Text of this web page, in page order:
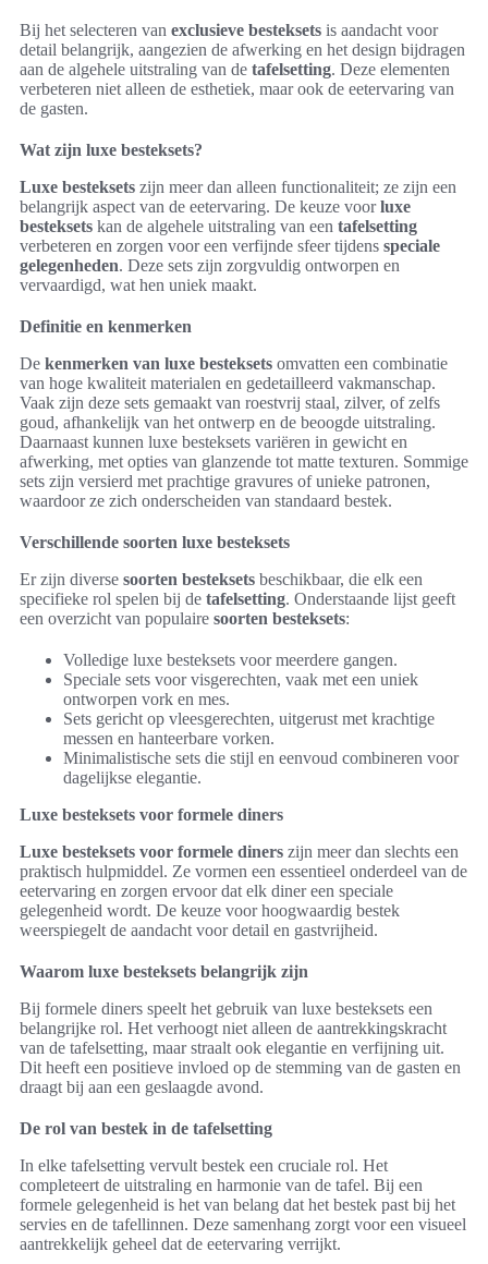
Bij het selecteren van exclusieve besteksets is aandacht voor
detail belangrijk, aangezien de afwerking en het design bijdragen
aan de algehele uitstraling van de tafelsetting. Deze elementen
verbeteren niet alleen de esthetiek, maar ook de eetervaring van
de gasten.
Wat zijn luxe besteksets?
Luxe besteksets zijn meer dan alleen functionaliteit; ze zijn een
belangrijk aspect van de eetervaring. De keuze voorluxe
besteksets kan de algehele uitstraling van een tafelsetting
verbeteren en zorgen voor een verfijnde sfeer tijdens speciale
gelegenheden. Deze sets zijn zorgvuldig ontworpen en
vervaardigd, wat hen uniek maakt.
Definitie en kenmerken
De kenmerken van luxe besteksets omvatten een combinatie
van hoge kwaliteit materialen en gedetailleerd vakmanschap.
Vaak zijn deze sets gemaakt van roestvrij staal, zilver, of zelfs
goud, afhankelijk van het ontwerp en de beoogde uitstraling.
Daarnaast kunnen luxe besteksets variëren in gewicht en
afwerking, met opties van glanzende tot matte texturen. Sommige
sets zijn versierd met prachtige gravures of unieke patronen,
waardoor ze zich onderscheiden van standaard bestek.
Verschillende soorten luxe besteksets
Er zijn diverse soorten besteksets beschikbaar, die elk een
specifieke rol spelen bij de tafelsetting. Onderstaande lijst geeft
een overzicht van populaire soorten besteksets:
Volledige luxe besteksets voor meerdere gangen.
Speciale sets voor visgerechten, vaak met een uniek
ontworpen vork en mes.
Sets gericht op vleesgerechten, uitgerust met krachtige
messen en hanteerbare vorken.
Minimalistische sets die stijl en eenvoud combineren voor
dagelijkse elegantie.
Luxe besteksets voor formele diners
Luxe besteksets voor formele diners zijn meer dan slechts een
praktisch hulpmiddel. Ze vormen een essentieel onderdeel van de
eetervaring en zorgen ervoor dat elk diner een speciale
gelegenheid wordt. De keuze voor hoogwaardig bestek
weerspiegelt de aandacht voor detail en gastvrijheid.
Waarom luxe besteksets belangrijk zijn
Bij formele diners speelt het gebruik van luxe besteksets een
belangrijke rol. Het verhoogt niet alleen de aantrekkingskracht
van de tafelsetting, maar straalt ook elegantie en verfijning uit.
Dit heeft een positieve invloed op de stemming van de gasten en
draagt bij aan een geslaagde avond.
De rol van bestek in de tafelsetting
In elke tafelsetting vervult bestek een cruciale rol. Het
completeert de uitstraling en harmonie van de tafel. Bij een
formele gelegenheid is het van belang dat het bestek past bij het
servies en de tafellinnen. Deze samenhang zorgt voor een visueel
aantrekkelijk geheel dat de eetervaring verrijkt.